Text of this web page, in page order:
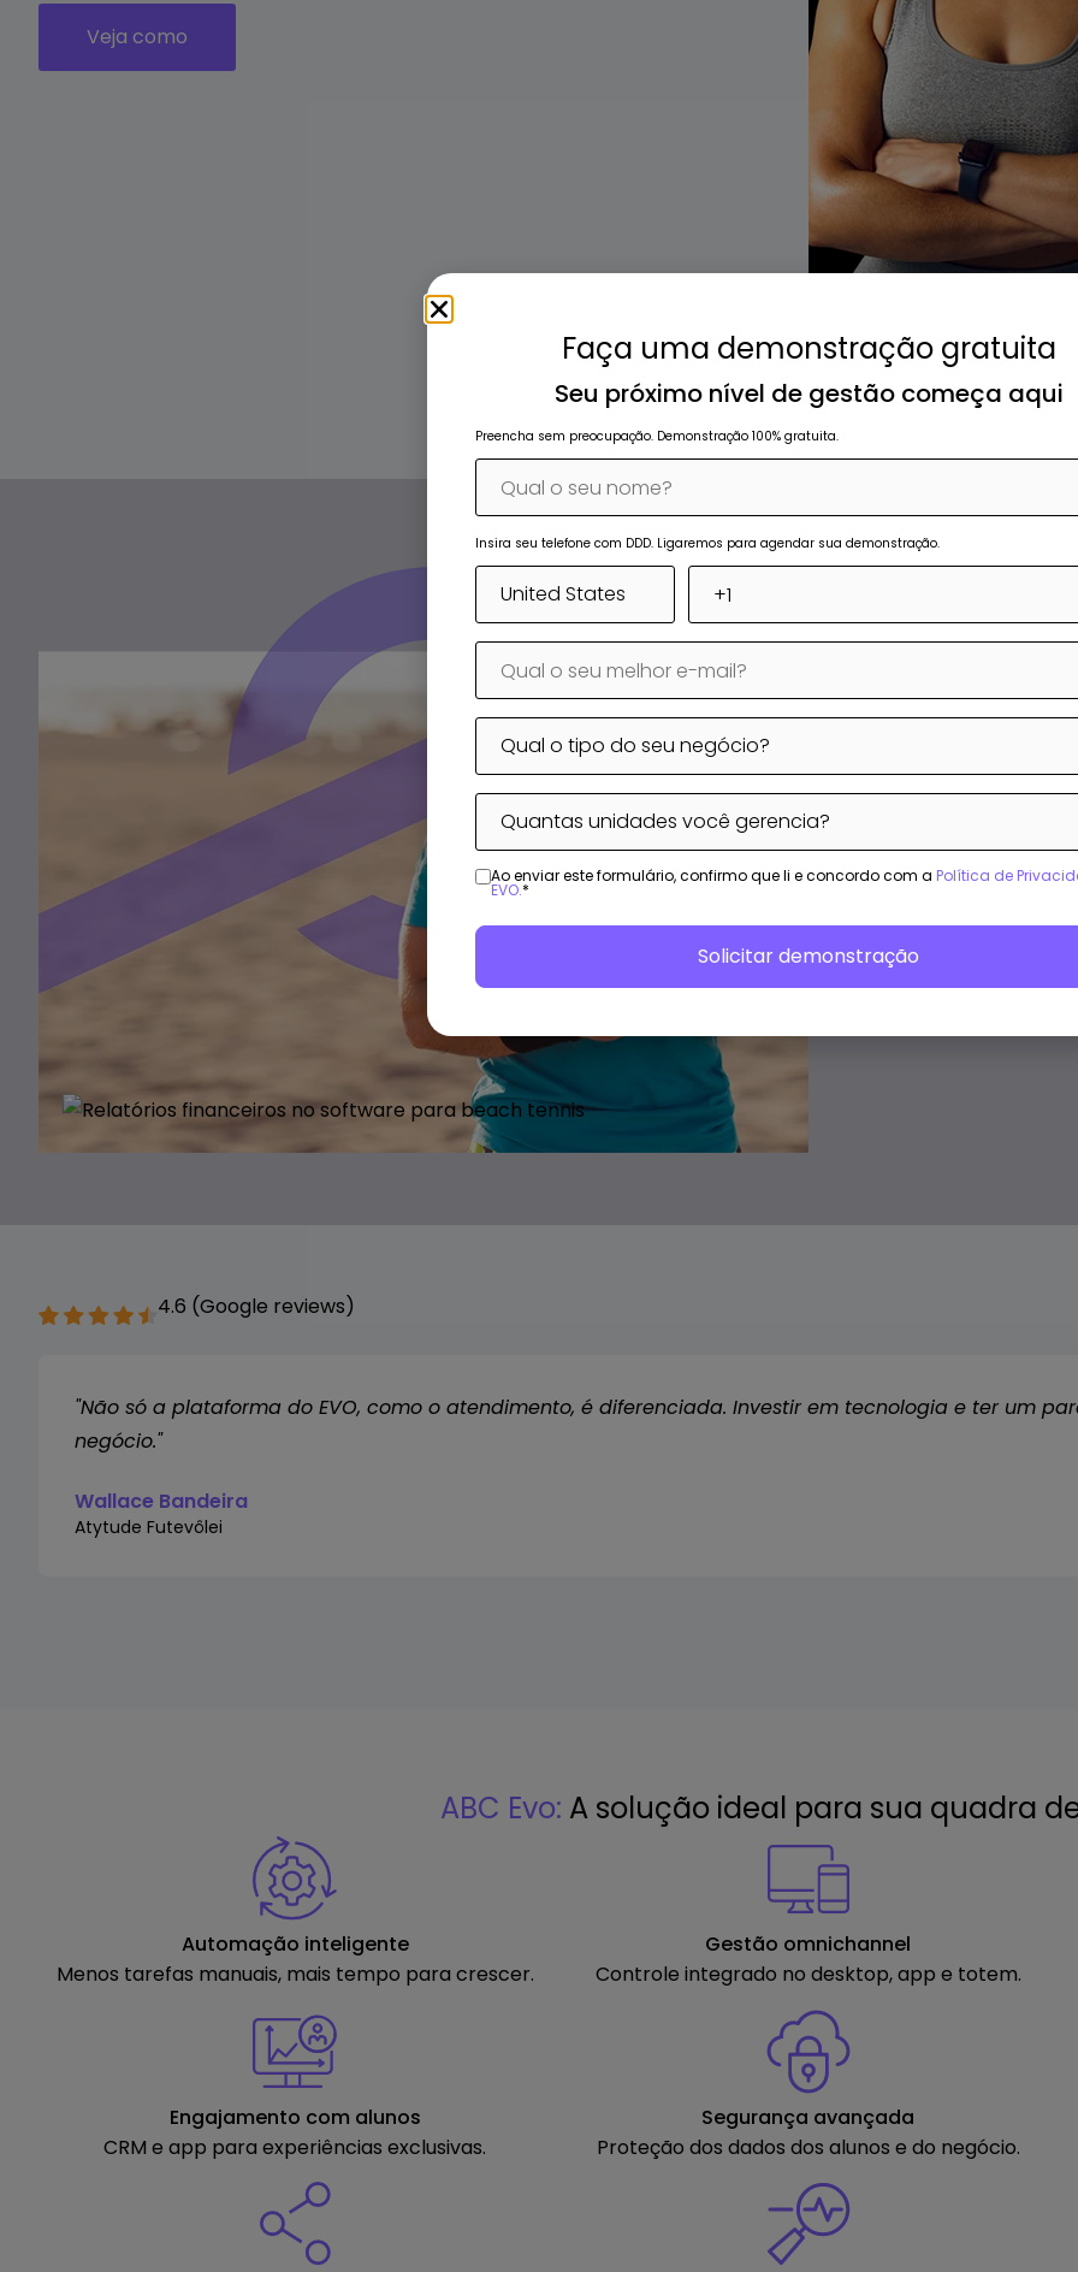
Veja como
Organize a
Folha de pagamento
Relatórios financeiros
Sistema de cobrança
4.6 (Google reviews)
"Não só a plataforma do EVO, como o atendimento, é diferenciada. Investir em tecnologia e ter um
negócio."
Wallace Bandeira
Atytude Futevôlei
ABC Evo: A solução ideal para sua quadra
Automação inteligente
Menos tarefas manuais, mais tempo para crescer.
Gestão omnichannel
Controle integrado no desktop, app e totem.
Engajamento com alunos
CRM e app para experiências exclusivas.
Segurança avançada
Proteção dos dados dos alunos e do negócio.
Faça uma demonstração gratuita
Seu próximo nível de gestão começa aqui
Preencha sem preocupação. Demonstração 100% gratuita.
Insira seu telefone com DDD. Ligaremos para agendar sua demonstração.
Ao enviar este formulário, confirmo que li e concordo com a Política de
EVO.*